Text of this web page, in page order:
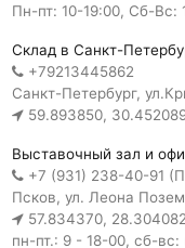
Пн-пт: 10-19:00, Сб-Вс:
Склад в Санкт-
+79213445862
Санкт-Петербург,
59.893850,
Выставочный зал и
+7 (931) 238-40-91
Псков, ул. Леона
57.834370, 28.304082
пн-пт.: 9 - 18-00, сб-вс: